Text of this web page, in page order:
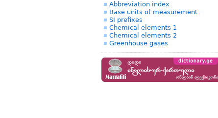
Abbreviation index
Base units of measurement
SI prefixes
Chemical elements 1
Chemical elements 2
Greenhouse gases